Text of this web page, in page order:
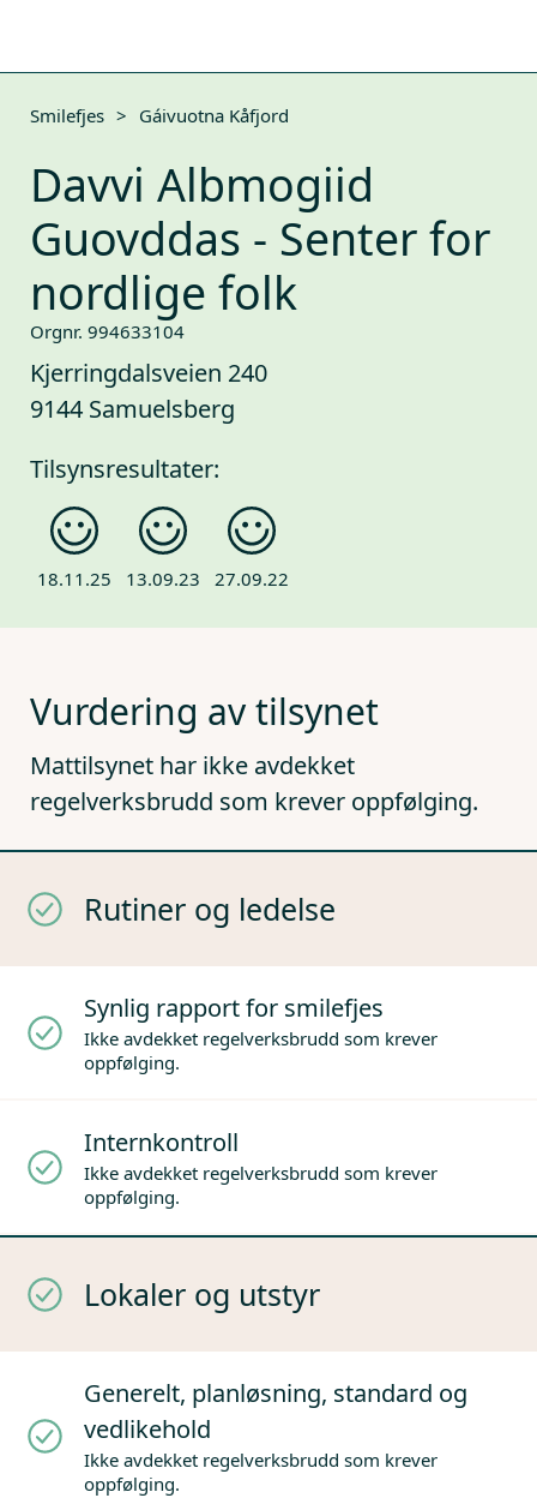
Smilefjes > Gáivuotna Kåfjord
Davvi Albmogiid
Guovddas - Senter for
nordlige folk
Orgnr. 994633104
Kjerringdalsveien 240
9144 Samuelsberg
Tilsynsresultater:
18.11.25 13.09.23 27.09.22
Vurdering av tilsynet
Mattilsynet har ikke avdekket
regelverksbrudd som krever oppfølging.
Rutiner og ledelse
Synlig rapport for smilefjes
Ikke avdekket regelverksbrudd som krever
oppfølging.
Internkontroll
Ikke avdekket regelverksbrudd som krever
oppfølging.
Lokaler og utstyr
Generelt, planløsning, standard og
vedlikehold
Ikke avdekket regelverksbrudd som krever
oppfølging.